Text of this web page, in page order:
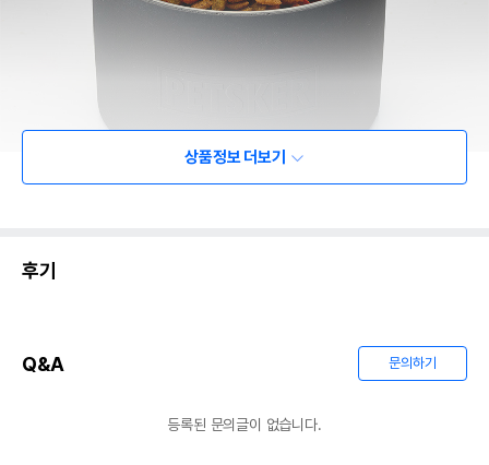
상품정보 더보기
후기
Q&A 문의하기
등록된 문의글이 없습니다.